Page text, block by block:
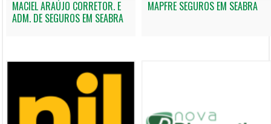
MACIEL ARAÚJO CORRETOR. E
ADM. DE SEGUROS EM SEABRA
MAPFRE SEGUROS EM SEABRA